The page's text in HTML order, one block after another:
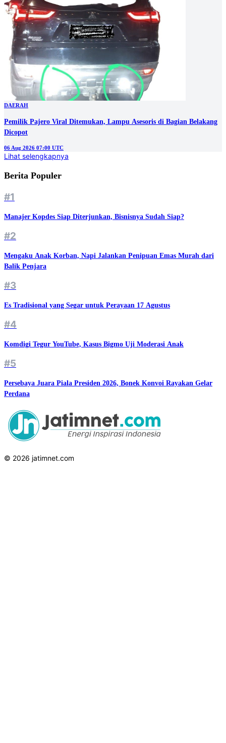
DAERAH
Pemilik Pajero Viral Ditemukan, Lampu Asesoris di Bagian Belakang
Dicopot
06 Aug 2026 07:00 UTC
Lihat selengkapnya
Berita Populer
#1
Manajer Kopdes Siap Diterjunkan, Bisnisnya Sudah Siap?
#2
Mengaku Anak Korban, Napi Jalankan Penipuan Emas Murah dari
Balik Penjara
#3
Es Tradisional yang Segar untuk Perayaan 17 Agustus
#4
Komdigi Tegur YouTube, Kasus Bigmo Uji Moderasi Anak
#5
Persebaya Juara Piala Presiden 2026, Bonek Konvoi Rayakan Gelar
Perdana
© 2026 jatimnet.com